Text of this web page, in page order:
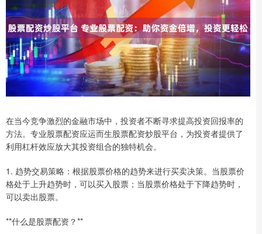
在当今竞争激烈的金融市场中，投资者不断寻求提高投资回报率的
方法。专业股票配资应运而生股票配资炒股平台，为投资者提供了
利用杠杆效应放大其投资组合的独特机会。
1. 趋势交易策略：根据股票价格的趋势来进行买卖决策。当股票价
格处于上升趋势时，可以买入股票；当股票价格处于下降趋势时，
可以卖出股票。
**什么是股票配资？**